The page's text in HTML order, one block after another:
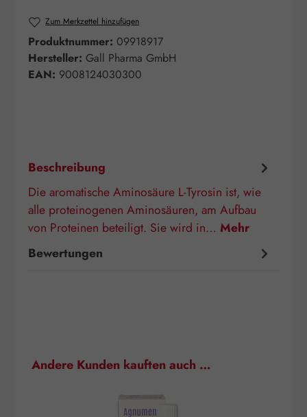
Zum Merkzettel hinzufügen
Produktnummer: 09918917
Hersteller: Gall Pharma GmbH
EAN: 9008124030300
Beschreibung
Die aromatische Aminosäure L-Tyrosin ist, wie
alle proteinogenen Aminosäuren, am Aufbau
von Proteinen beteiligt. Sie wird in… Mehr
Bewertungen
Produktgalerie überspringen
Andere Kunden kauften auch …